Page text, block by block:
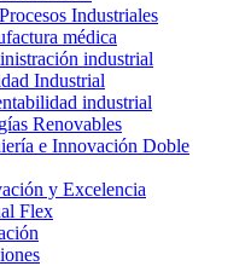
Industriales
médica
industrial
Industrial
industrial
Renovables
e Innovación Doble
y Excelencia
Flex